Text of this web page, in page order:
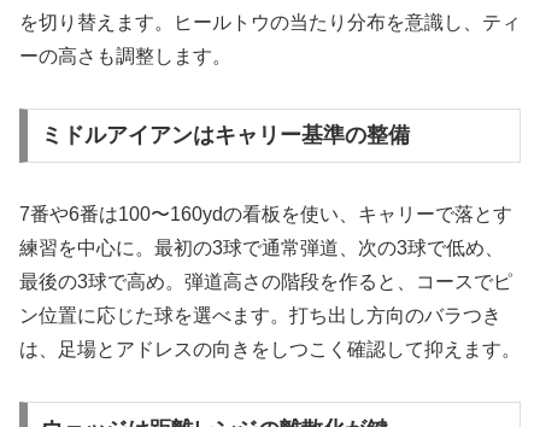
を切り替えます。ヒールトウの当たり分布を意識し、ティ
ーの高さも調整します。
ミドルアイアンはキャリー基準の整備
7番や6番は100〜160ydの看板を使い、キャリーで落とす
練習を中心に。最初の3球で通常弾道、次の3球で低め、
最後の3球で高め。弾道高さの階段を作ると、コースでピ
ン位置に応じた球を選べます。打ち出し方向のバラつき
は、足場とアドレスの向きをしつこく確認して抑えます。